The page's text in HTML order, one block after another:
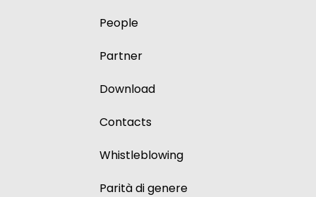
People
Partner
Download
Contacts
Whistleblowing
Parità di genere